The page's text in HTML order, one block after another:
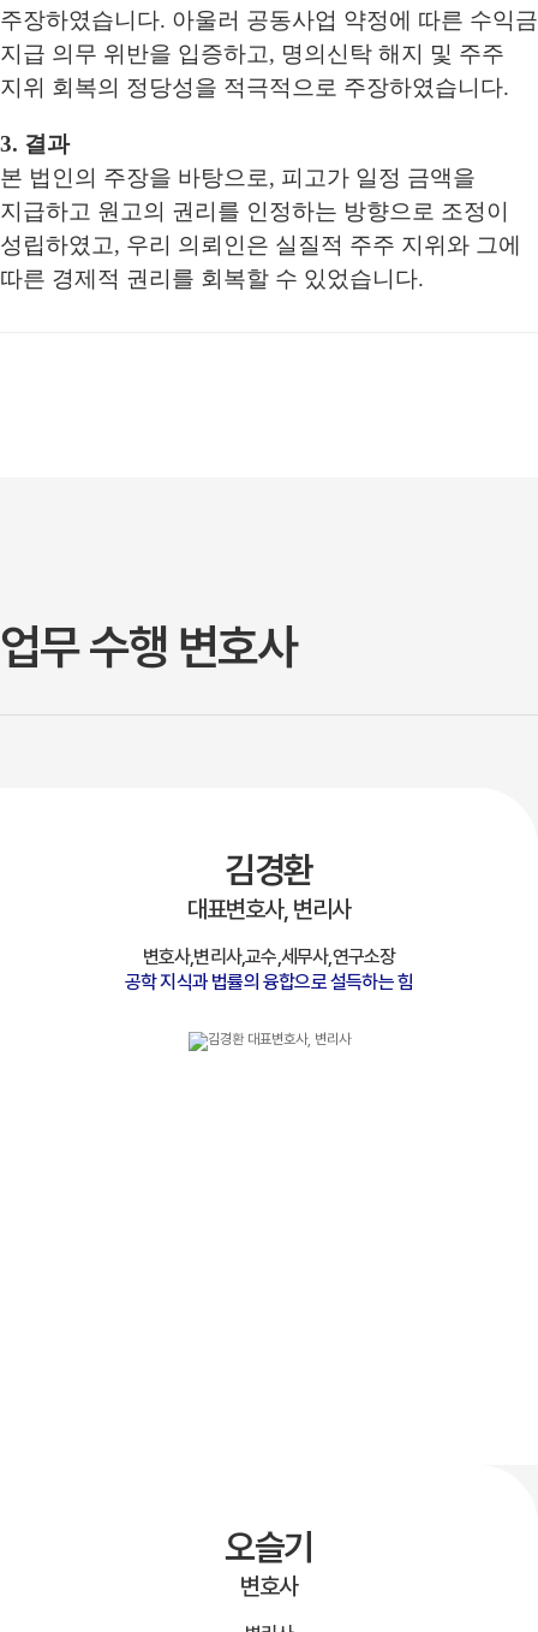
주장하였습니다. 아울러 공동사업 약정에 따른 수익금
지급 의무 위반을 입증하고, 명의신탁 해지 및 주주
지위 회복의 정당성을 적극적으로 주장하였습니다.
3. 결과
본 법인의 주장을 바탕으로, 피고가 일정 금액을
지급하고 원고의 권리를 인정하는 방향으로 조정이
성립하였고, 우리 의뢰인은 실질적 주주 지위와 그에
따른 경제적 권리를 회복할 수 있었습니다.
업무 수행 변호사
김경환
대표변호사, 변리사
변호사,변리사,교수,세무사,연구소장
공학 지식과 법률의 융합으로 설득하는 힘
오슬기
변호사